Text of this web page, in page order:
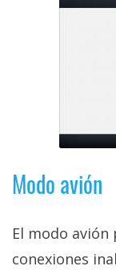
Modo avión
El modo
conexiones